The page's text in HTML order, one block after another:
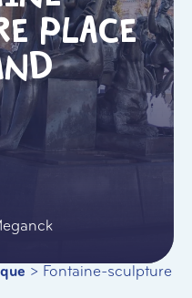
place
> Fontaine-sculpture